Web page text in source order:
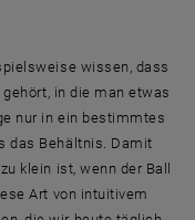
wissen, dass
in die man etwas
nur in ein bestimmtes
das Behältnis. Damit
klein ist, wenn der Ball
Art von intuitivem